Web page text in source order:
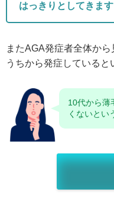
はっきりとしてきます
またAGA発症者全体から
うちから発症していると
10代から薄
くないとい